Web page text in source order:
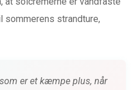
strandture,
er et kæmpe plus, når